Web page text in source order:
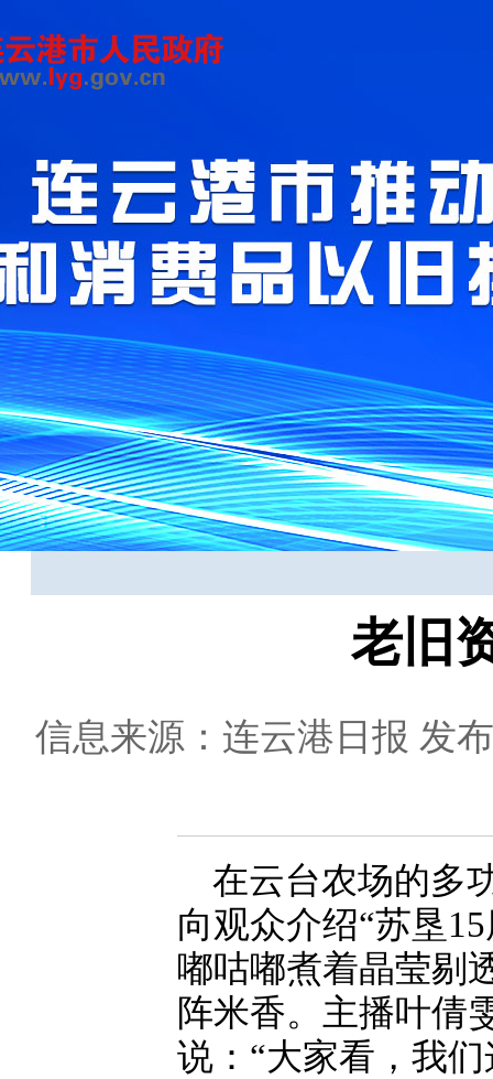
老旧
信息来源：连云港日报 发
在云台农场的多
向观众介绍“苏垦
嘟咕嘟煮着晶莹剔
阵米香。主播叶倩
说：“大家看，我